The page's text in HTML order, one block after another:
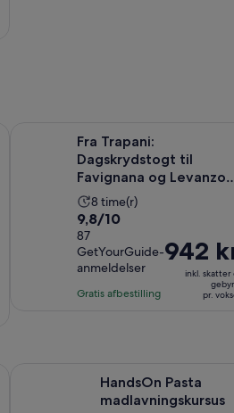
Fra Trapani:
Dagskrydstogt til
Favignana og Levanzo
Egadi Island
Oplevelsens
varighed
8
timer
8 time(r)
9.8
ud
af
10
med
9,8/10
87
GetYourGuide-
anmeldelser
Gratis afbestilling
Prisen
er
942 kr.
942
inkl. skatter
pr.
HandsOn Pasta
madlavningskursus